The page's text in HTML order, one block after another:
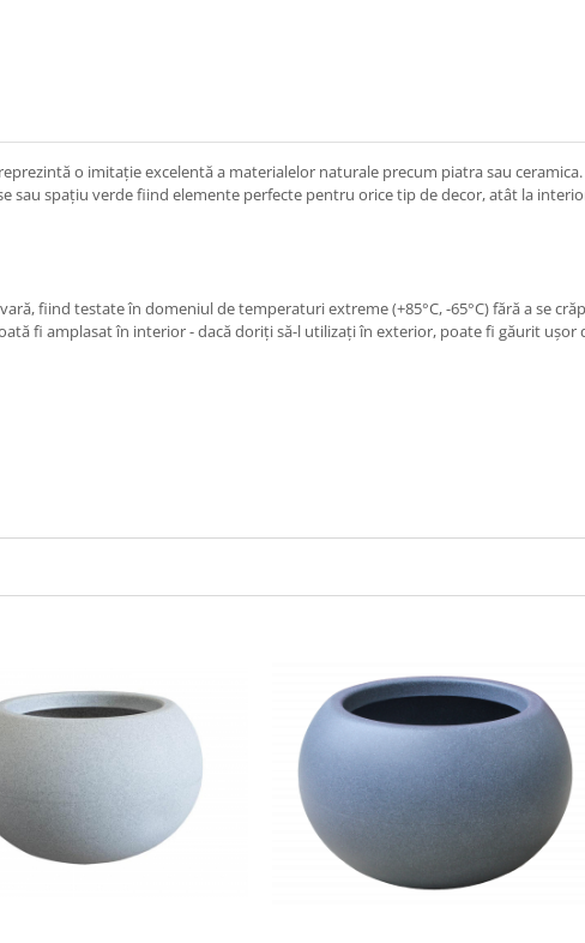
o imitație excelentă a materialelor naturale precum piatra sau ceramica.
sau spațiu verde fiind elemente perfecte pentru orice tip de decor, atât la
fiind testate în domeniul de temperaturi extreme (+85°C, -65°C) fără a se
fi amplasat în interior - dacă doriți să-l utilizați în exterior, poate fi găurit ușor